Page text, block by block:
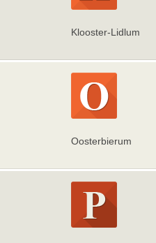
Klooster-Lidlum
Oosterbierum